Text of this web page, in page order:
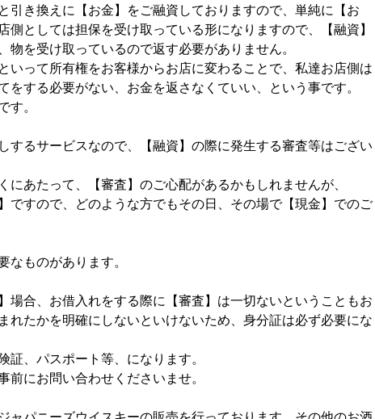
引き換えに【お金】をご融資しておりますので、単純に【お
としては担保を受け取っている形になりますので、【融資】
を受け取っているので返す必要がありません。
いって所有権をお客様からお店に変わることで、私達お店側は
する必要がない、お金を返さなくていい、という事です。
。
するサービスなので、【融資】の際に発生する審査等はござい
あたって、【審査】のご心配があるかもしれませんが、
ですので、どのような方でもその日、その場で【現金】でのご
なものがあります。
場合、お借入れをする際に【審査】は一切ないということもお
れたかを明確にしないといけないため、身分証は必ず必要にな
、パスポート等、になります。
にお問い合わせくださいませ。